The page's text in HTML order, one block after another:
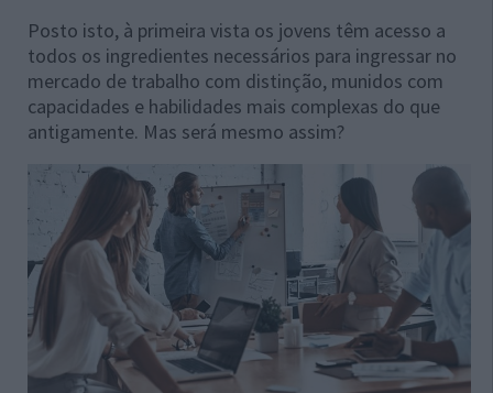
Posto isto, à primeira vista os jovens têm acesso a
todos os ingredientes necessários para ingressar no
mercado de trabalho com distinção, munidos com
capacidades e habilidades mais complexas do que
antigamente. Mas será mesmo assim?